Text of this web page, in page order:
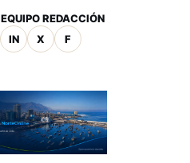
EQUIPO REDACCIÓN
IN X F